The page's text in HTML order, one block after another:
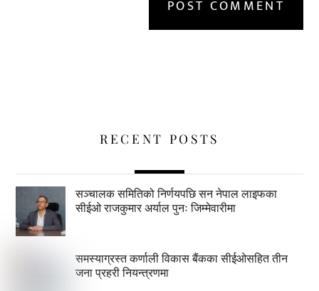
RECENT POSTS
सञ्चालक समितिको निर्णयपछि सन नेपाल लाइफका
सीईओ राजकुमार अर्याल पुनः जिम्मेवारीमा
समस्याग्रस्त कर्णाली विकास बैंकका सीईओसहित तीन
जना प्रहरी नियन्त्रणमा